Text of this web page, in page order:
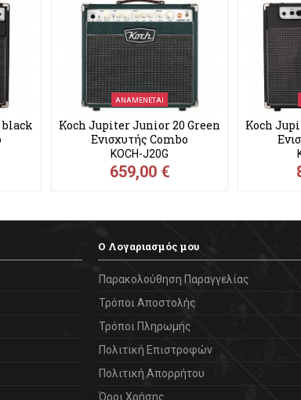
ΑΝΑΜΈΝΕΤΑΙ
Koch Jupiter Junior 20 Green
Ενισχυτής Combo
Ηλεκτρικής...
KOCH-J20G
659,00 €
Koch
Ο Λογαριασμός μου
Παρακολούθηση Παραγγελίας
Τρόποι Αποστολής
Τρόποι Πληρωμής
Πολιτική Επιστροφών
Πολιτική Απορρήτου
Όροι Χρήσης